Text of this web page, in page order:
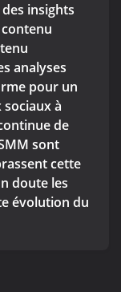
insights
analyses
pour un
à
de
sont
cette
doute les
évolution du